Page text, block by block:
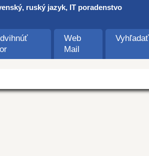
ruský jazyk, IT poradenstvo
Web
Mail
Vyhľadať